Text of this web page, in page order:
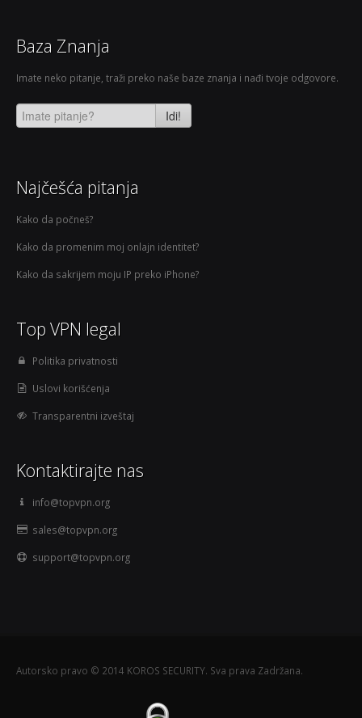
Baza Znanja
Imate neko pitanje, traži preko naše baze znanja i nađi tvoje odgovore.
Idi!
Najčešća pitanja
Kako da počneš?
Kako da promenim moj onlajn identitet?
Kako da sakrijem moju IP preko iPhone?
Top VPN legal
Politika privatnosti
Uslovi korišćenja
Transparentni izveštaj
Kontaktirajte nas
info@topvpn.org
sales@topvpn.org
support@topvpn.org
Autorsko pravo © 2014 KOROS SECURITY. Sva prava Zadržana.